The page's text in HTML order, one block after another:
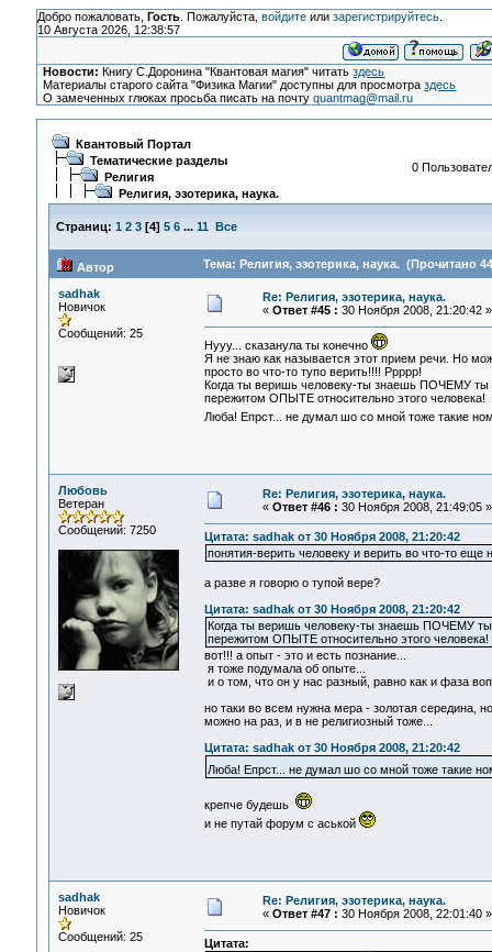
Добро пожаловать, Гость. Пожалуйста, войдитеили зарегистрируйтесь.
10 Августа 2026, 12:38:57
Новости: Книгу С.Доронина "Квантовая магия" читатьздесь
Материалы старого сайта "Физика Магии" доступны для просмотраздесь
О замеченных глюках просьба писать на почтуquantmag@mail.ru
Квантовый Портал
Тематические разделы
Религия
Религия, эзотерика, наука.
0
Страниц: 1 2 3[4] 5 6 ... 11 Все
Автор Тема: Религия, эзотерика, наука. (Прочитано
sadhak
Новичок
Сообщений: 25
Re: Религия, эзотерика, наука.
« Ответ #45 : 30 Ноября 2008, 21:20:42 »
Нууу... сказанула ты конечно
Я не знаю как называется этот прием речи. Но
просто во что-то тупо верить!!!! Ррррр!
Когда ты веришь человеку-ты знаешь ПОЧЕМУ
пережитом ОПЫТЕ относительно этого человека!
Люба! Епрст... не думал шо со мной тоже такие
Любовь
Ветеран
Сообщений: 7250
Re: Религия, эзотерика, наука.
« Ответ #46 : 30 Ноября 2008, 21:49:05 »
Цитата: sadhak от 30 Ноября 2008, 21:20:42
понятия-верить человеку и верить во что-то еще
а разве я говорю о тупой вере?
Цитата: sadhak от 30 Ноября 2008, 21:20:42
Когда ты веришь человеку-ты знаешь ПОЧЕМУ
пережитом ОПЫТЕ относительно этого человека!
вот!!! а опыт - это и есть познание...
я тоже подумала об опыте...
и о том, что он у нас разный, равно как и фаза
но таки во всем нужна мера - золотая середина,
можно на раз, и в не религиозный тоже...
Цитата: sadhak от 30 Ноября 2008, 21:20:42
Люба! Епрст... не думал шо со мной тоже такие
крепче будешь
и не путай форум с аськой
sadhak
Новичок
Сообщений: 25
Re: Религия, эзотерика, наука.
« Ответ #47 : 30 Ноября 2008, 22:01:40 »
Цитата: